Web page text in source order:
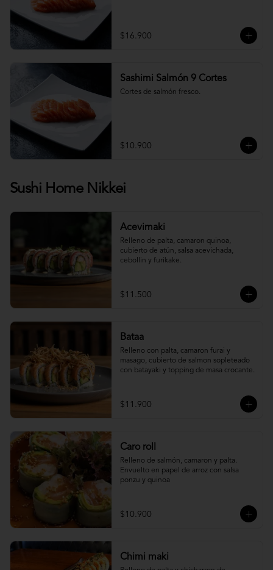
$16.900
Sashimi Salmón 9 Cortes
Cortes de salmón fresco.
$10.900
Sushi Home Nikkei
Acevimaki
Relleno de palta, camaron quinoa,
cubierto de atún, salsa acevichada,
cebollin y furikake.
$11.500
Bataa
Relleno con palta, camaron furai y
masago, cubierto de salmon sopleteado
con batayaki y topping de masa crocante.
$11.900
Caro roll
Relleno de salmón, camaron y palta.
Envuelto en papel de arroz con salsa
ponzu y quinoa
$10.900
Chimi maki